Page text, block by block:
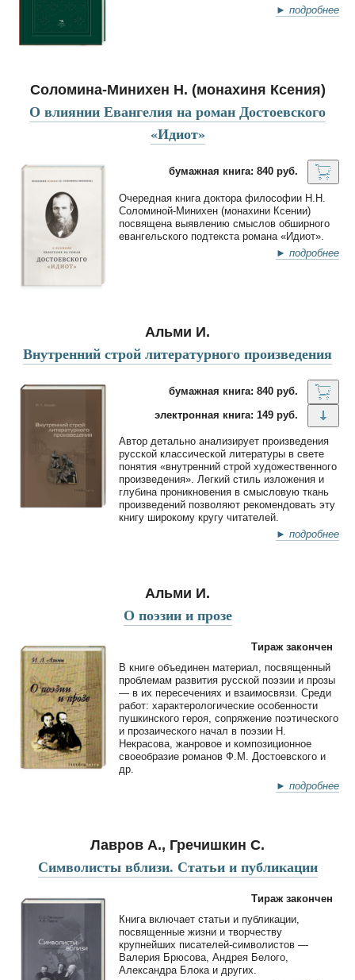
► подробнее
Соломина-Минихен Н. (монахиня Ксения)
О влиянии Евангелия на роман Достоевского
«Идиот»
бумажная книга: 840 руб.
Очередная книга доктора философии Н.Н.
Соломиной-Минихен (монахини Ксении)
посвящена выявлению смыслов обширного
евангельского подтекста романа «Идиот».
► подробнее
Альми И.
Внутренний строй литературного произведения
бумажная книга: 840 руб.
электронная книга: 149 руб.
Автор детально анализирует произведения
русской классической литературы в свете
понятия «внутренний строй художественного
произведения». Легкий стиль изложения и
глубина проникновения в смысловую ткань
произведений позволяют рекомендовать эту
книгу широкому кругу читателей.
► подробнее
Альми И.
О поэзии и прозе
Тираж закончен
В книге объединен материал, посвященный
проблемам развития русской поэзии и прозы
— в их пересечениях и взаимосвязи. Среди
работ: характерологические особенности
пушкинского героя, сопряжение поэтического
и прозаического начал в поэзии Н.
Некрасова, жанровое и композиционное
своеобразие романов Ф.М. Достоевского и
др.
► подробнее
Лавров А., Гречишкин С.
Символисты вблизи. Статьи и публикации
Тираж закончен
Книга включает статьи и публикации,
посвященные жизни и творчеству
крупнейших писателей-символистов —
Валерия Брюсова, Андрея Белого,
Александра Блока и других.